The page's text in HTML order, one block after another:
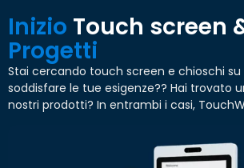
Inizio Touch screen
Progetti
Stai cercando touch screen e chioschi
soddisfare le tue esigenze?? Hai trovato
nostri prodotti? In entrambi i casi,